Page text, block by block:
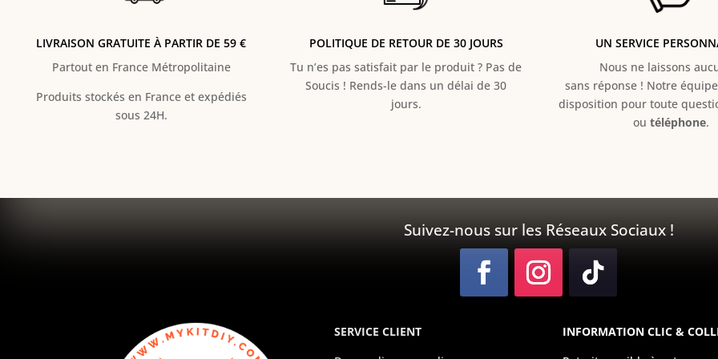
LIVRAISON GRATUITE À PARTIR DE 59 €
Partout en France Métropolitaine
Produits stockés en France et expédiés
sous 24H.
POLITIQUE DE RETOUR DE 30 JOURS
Tu n’es pas satisfait par le produit ? Pas de
Soucis ! Rends-le dans un délai de 30
jours.
UN SERVICE
Nous ne laissons
sans réponse ! Notre
disposition pour toute
ou téléphone.
Suivez-nous sur les Réseaux Sociaux !
SERVICE CLIENT
INFORMATION CLIC &